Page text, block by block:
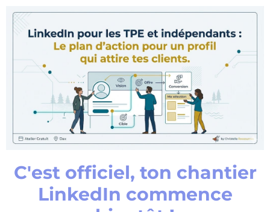
C'est officiel, ton chantier
LinkedIn commence